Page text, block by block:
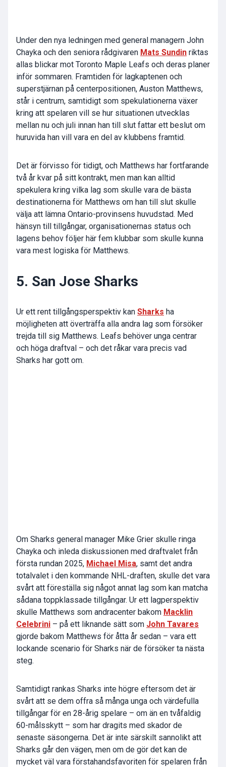
Under den nya ledningen med general managern John
Chayka och den seniora rådgivaren Mats Sundin riktas
allas blickar mot Toronto Maple Leafs och deras planer
inför sommaren. Framtiden för lagkaptenen och
superstjärnan på centerpositionen, Auston Matthews,
står i centrum, samtidigt som spekulationerna växer
kring att spelaren vill se hur situationen utvecklas
mellan nu och juli innan han till slut fattar ett beslut om
huruvida han vill vara en del av klubbens framtid.
Det är förvisso för tidigt, och Matthews har fortfarande
två år kvar på sitt kontrakt, men man kan alltid
spekulera kring vilka lag som skulle vara de bästa
destinationerna för Matthews om han till slut skulle
välja att lämna Ontario-provinsens huvudstad. Med
hänsyn till tillgångar, organisationernas status och
lagens behov följer här fem klubbar som skulle kunna
vara mest logiska för Matthews.
5. San Jose Sharks
Ur ett rent tillgångsperspektiv kan Sharks ha
möjligheten att överträffa alla andra lag som försöker
trejda till sig Matthews. Leafs behöver unga centrar
och höga draftval – och det råkar vara precis vad
Sharks har gott om.
Om Sharks general manager Mike Grier skulle ringa
Chayka och inleda diskussionen med draftvalet från
första rundan 2025, Michael Misa, samt det andra
totalvalet i den kommande NHL-draften, skulle det vara
svårt att föreställa sig något annat lag som kan matcha
sådana toppklassade tillgångar. Ur ett lagperspektiv
skulle Matthews som andracenter bakom Macklin
Celebrini – på ett liknande sätt som John Tavares
gjorde bakom Matthews för åtta år sedan – vara ett
lockande scenario för Sharks när de försöker ta nästa
steg.
Samtidigt rankas Sharks inte högre eftersom det är
svårt att se dem offra så många unga och värdefulla
tillgångar för en 28-årig spelare – om än en tvåfaldig
60-målsskytt – som har dragits med skador de
senaste säsongerna. Det är inte särskilt sannolikt att
Sharks går den vägen, men om de gör det kan de
mycket väl vara förstahandsfavoriten för spelaren från